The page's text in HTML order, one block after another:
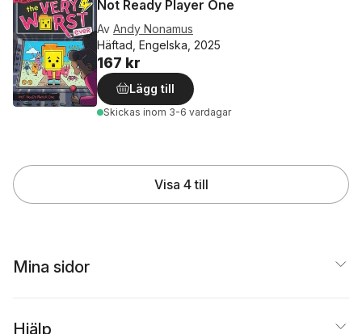
Not Ready Player One
Av Andy Nonamus
Häftad, Engelska, 2025
167 kr
Lägg till
Skickas inom 3-6 vardagar
Visa 4 till
Mina sidor
Hjälp